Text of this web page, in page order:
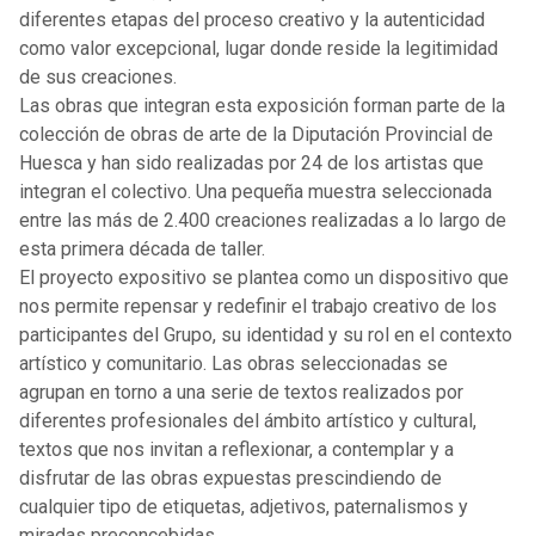
diferentes etapas del proceso creativo y la autenticidad
como valor excepcional, lugar donde reside la legitimidad
de sus creaciones.
Las obras que integran esta exposición forman parte de la
colección de obras de arte de la Diputación Provincial de
Huesca y han sido realizadas por 24 de los artistas que
integran el colectivo. Una pequeña muestra seleccionada
entre las más de 2.400 creaciones realizadas a lo largo de
esta primera década de taller.
El proyecto expositivo se plantea como un dispositivo que
nos permite repensar y redefinir el trabajo creativo de los
participantes del Grupo, su identidad y su rol en el contexto
artístico y comunitario. Las obras seleccionadas se
agrupan en torno a una serie de textos realizados por
diferentes profesionales del ámbito artístico y cultural,
textos que nos invitan a reflexionar, a contemplar y a
disfrutar de las obras expuestas prescindiendo de
cualquier tipo de etiquetas, adjetivos, paternalismos y